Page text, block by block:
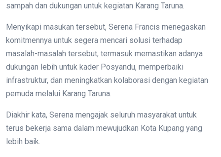
sampah dan dukungan untuk kegiatan Karang Taruna.
Menyikapi masukan tersebut, Serena Francis menegaskan
komitmennya untuk segera mencari solusi terhadap
masalah-masalah tersebut, termasuk memastikan adanya
dukungan lebih untuk kader Posyandu, memperbaiki
infrastruktur, dan meningkatkan kolaborasi dengan kegiatan
pemuda melalui Karang Taruna.
Diakhir kata, Serena mengajak seluruh masyarakat untuk
terus bekerja sama dalam mewujudkan Kota Kupang yang
lebih baik.